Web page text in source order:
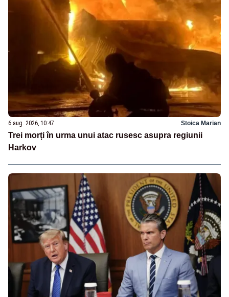
6 aug. 2026, 10:47 Stoica Marian
Trei morți în urma unui atac rusesc asupra regiunii
Harkov